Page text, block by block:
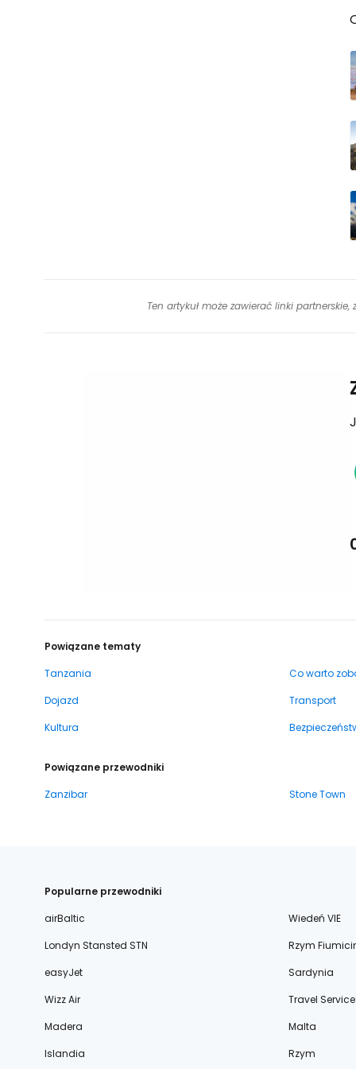
Ten artykuł może zawierać linki
Powiązane tematy
Tanzania
Co warto
Dojazd
Transport
Kultura
Powiązane przewodniki
Zanzibar
Stone Town
Popularne przewodniki
airBaltic
Wiedeń VIE
Londyn Stansted STN
Rzym
easyJet
Sardynia
Wizz Air
Travel Service
Madera
Malta
Islandia
Rzym